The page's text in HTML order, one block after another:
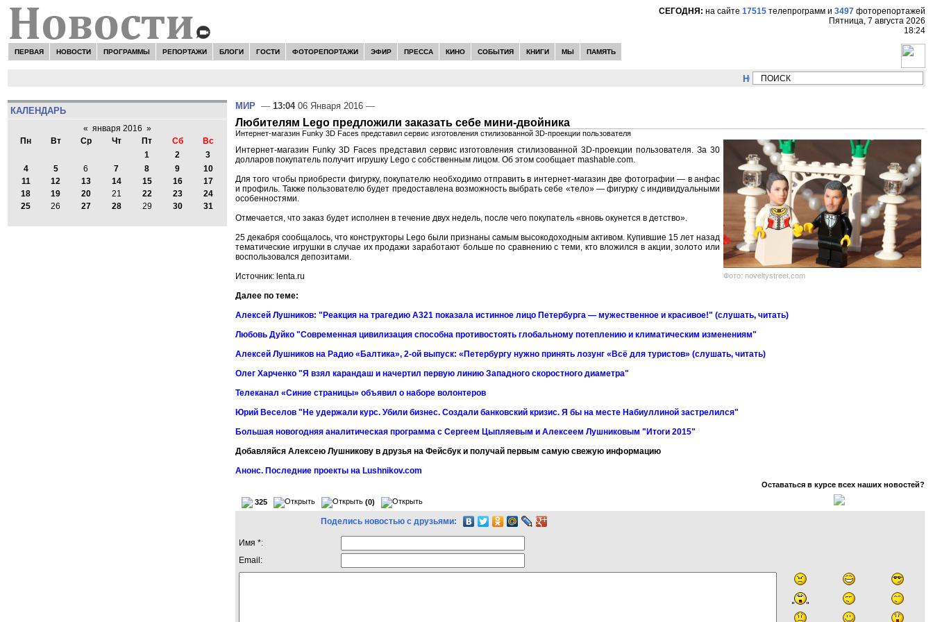
СЕГОДНЯ: на сайте 17515 телепрограмм и 3497 фоторепортажей
Пятница, 7 августа 2026
18:24
ПЕРВАЯ НОВОСТИ ПРОГРАММЫ РЕПОРТАЖИ БЛОГИ ГОСТИ ФОТОРЕПОРТАЖИ ЭФИР ПРЕССА КИНО СОБЫТИЯ КНИГИ МЫ ПАМЯТЬ
НОВОСТИ: Сергей Цыпляев "Мир как никогда
КАЛЕНДАРЬ
« января 2016 »
Пн
Вт Ср Чт Пт Сб
Вс
1
2
3
4
5 6 7 8 9
10
11
12 13 14 15 16
17
18
19 20 21 22 23
24
25
26 27 28 29 30 31
МИР — 13:0406 Января 2016 —
Любителям Lego предложили заказать себе мини-двойника
Интернет-магазин Funky 3D Faces представил сервис изготовления стилизованной 3D-проекции пользователя
Фото: noveltystreet.com
Интернет-магазин Funky 3D Faces представил сервис изготовления стилизованной 3D-проекции пользователя. За 30
долларов покупатель получит игрушку Lego с собственным лицом. Об этом сообщает mashable.com.
Для того чтобы приобрести фигурку, покупателю необходимо отправить в интернет-магазин две фотографии — в анфас
и профиль. Также пользователю будет предоставлена возможность выбрать себе «тело» — фигурку с индивидуальными
особенностями.
Отмечается, что заказ будет исполнен в течение двух недель, после чего покупатель «вновь окунется в детство».
25 декабря сообщалось, что конструкторы Lego были признаны самым высокодоходным активом. Купившие 15 лет назад
тематические игрушки в случае их продажи заработают больше по сравнению с теми, кто вложился в акции, золото или
воспользовался депозитами.
Источник: lenta.ru
Далее по теме:
Алексей Лушников: "Реакция на трагедию А321 показала истинное лицо Петербурга — мужественное и красивое!" (слушать, читать)
Любовь Дуйко "Современная цивилизация способна противостоять глобальному потеплению и климатическим изменениям"
Алексей Лушников на Радио «Балтика», 2-ой выпуск: «Петербургу нужно принять лозунг «Всё для туристов» (слушать, читать)
Олег Харченко "Я взял карандаш и начертил первую линию Западного скоростного диаметра"
Телеканал «Синие страницы» объявил о наборе волонтеров
Юрий Веселов "Не удержали курс. Убили бизнес. Создали банковский кризис. Я бы на месте Набиуллиной застрелился"
Большая новогодняя аналитическая программа с Сергеем Цыпляевым и Алексеем Лушниковым "Итоги 2015"
Добавляйся Алексею Лушникову в друзья на Фейсбук и получай первым самую свежую информацию
Анонс. Последние проекты на Lushnikov.com
Оставаться в курсе всех наших новостей?
325 (0)
Поделись новостью с друзьями:
Имя *:
Email: